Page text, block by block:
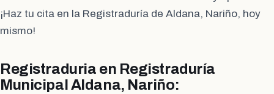
¡Haz tu cita en la Registraduría de Aldana, Nariño, hoy
mismo!
Registraduria en Registraduría
Municipal Aldana, Nariño: